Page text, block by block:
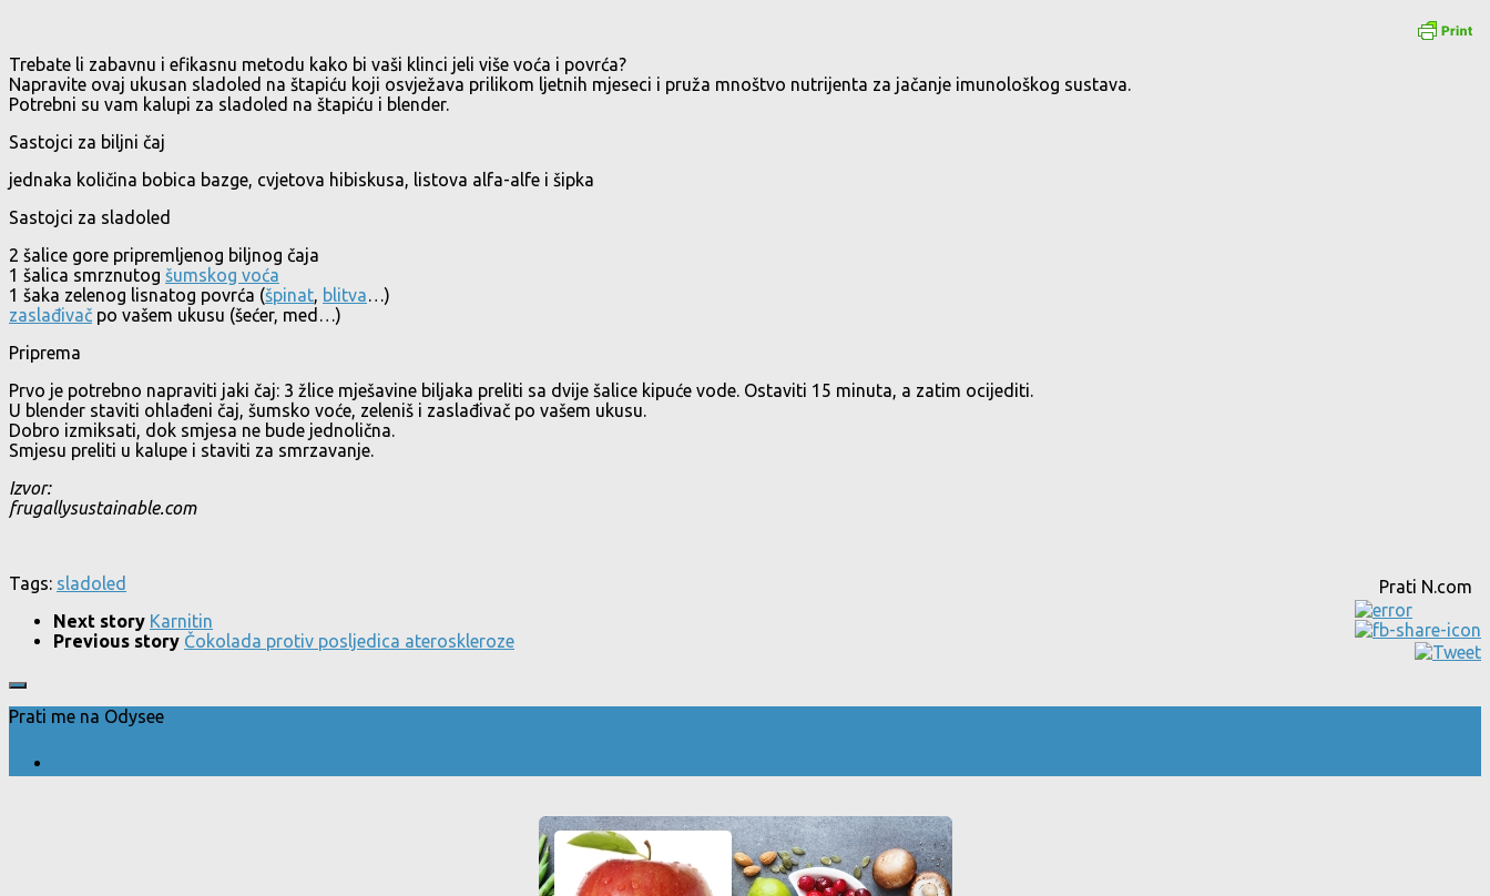
Trebate li zabavnu i efikasnu metodu kako bi vaši klinci jeli više voća i povrća?
Napravite ovaj ukusan sladoled na štapiću koji osvježava prilikom ljetnih mjeseci i pruža mnoštvo nutrijenta za jačanje imunološkog sustava.
Potrebni su vam kalupi za sladoled na štapiću i blender.
Sastojci za biljni čaj
jednaka količina bobica bazge, cvjetova hibiskusa, listova alfa-alfe i šipka
Sastojci za sladoled
2 šalice gore pripremljenog biljnog čaja
1 šalica smrznutog šumskog voća
1 šaka zelenog lisnatog povrća (špinat, blitva…)
zaslađivač po vašem ukusu (šećer, med…)
Priprema
Prvo je potrebno napraviti jaki čaj: 3 žlice mješavine biljaka preliti sa dvije šalice kipuće vode. Ostaviti 15 minuta, a zatim ocijediti.
U blender staviti ohlađeni čaj, šumsko voće, zeleniš i zaslađivač po vašem ukusu.
Dobro izmiksati, dok smjesa ne bude jednolična.
Smjesu preliti u kalupe i staviti za smrzavanje.
Izvor:
frugallysustainable.com
Prati N.com
Tags: sladoled
Next story Karnitin
Previous story Čokolada protiv posljedica ateroskleroze
Prati me na Odysee